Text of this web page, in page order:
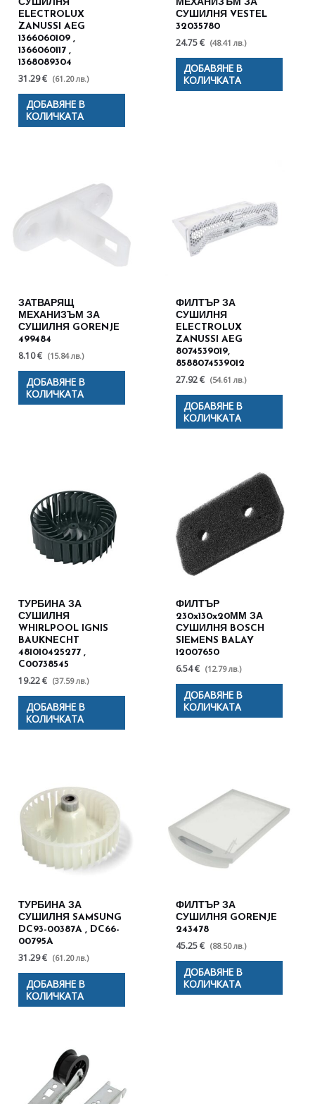
СУШИЛНЯ
ELECTROLUX
ZANUSSI AEG
1366060109 ,
1366060117 ,
1368089304
31.29 € (61.20 лв.)
ДОБАВЯНЕ В
КОЛИЧКАТА
МЕХАНИЗЪМ ЗА
СУШИЛНЯ VESTEL
32035780
24.75 € (48.41 лв.)
ДОБАВЯНЕ В
КОЛИЧКАТА
ЗАТВАРЯЩ
МЕХАНИЗЪМ ЗА
СУШИЛНЯ GORENJE
499484
8.10 € (15.84 лв.)
ДОБАВЯНЕ В
КОЛИЧКАТА
ФИЛТЪР ЗА
СУШИЛНЯ
ELECTROLUX
ZANUSSI AEG
8074539019,
8588074539012
27.92 € (54.61 лв.)
ДОБАВЯНЕ В
КОЛИЧКАТА
ТУРБИНА ЗА
СУШИЛНЯ
WHIRLPOOL IGNIS
BAUKNECHT
481010425277 ,
C00738545
19.22 € (37.59 лв.)
ДОБАВЯНЕ В
КОЛИЧКАТА
ФИЛТЪР
230x130x20ММ ЗА
СУШИЛНЯ BOSCH
SIEMENS BALAY
12007650
6.54 € (12.79 лв.)
ДОБАВЯНЕ В
КОЛИЧКАТА
ТУРБИНА ЗА
СУШИЛНЯ SAMSUNG
DC93-00387A , DC66-
00795A
31.29 € (61.20 лв.)
ДОБАВЯНЕ В
КОЛИЧКАТА
ФИЛТЪР ЗА
СУШИЛНЯ GORENJE
243478
45.25 € (88.50 лв.)
ДОБАВЯНЕ В
КОЛИЧКАТА